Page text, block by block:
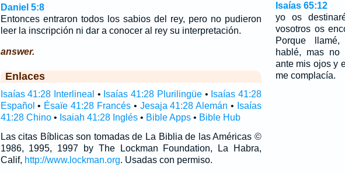
Daniel 5:8
Entonces entraron todos los sabios del rey, pero no pudieron
leer la inscripción ni dar a conocer al rey su interpretación.
answer.
Enlaces
Isaías 41:28 Interlineal • Isaías 41:28 Plurilingüe• Isaías 41:28
Español • Ésaïe 41:28 Francés• Jesaja 41:28 Alemán • Isaías
41:28 Chino• Isaiah 41:28 Inglés• Bible Apps• Bible Hub
Las citas Bíblicas son tomadas de La Biblia de las Américas ©
1986, 1995, 1997 by The Lockman Foundation, La Habra,
Calif, http://www.lockman.org. Usadas con permiso.
Isaías 65:12
yo os
vosotros os
Porque
hablé, mas no
ante mis ojos y
me complacía.